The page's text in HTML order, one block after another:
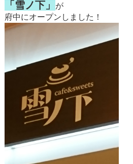
「雪ノ下」
が
府中にオープンしました！